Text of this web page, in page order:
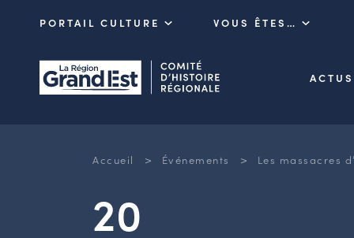
PORTAIL CULTURE VOUS ÊTES…
ACTUS
Accueil > Événements > Les massacres
20